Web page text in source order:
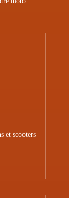
et scooters